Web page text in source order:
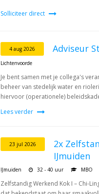
Solliciteer direct
4 aug 2026 Adviseur
Lichtenvoorde
Je bent samen met je collega's
beheer van stedelijk water en
hiervoor (operationele)
Lees verder
23 jul 2026
2x
IJmuiden
IJmuiden 32 - 40 uur MBO
Zelfstandig Werkend Kok I – Chi-